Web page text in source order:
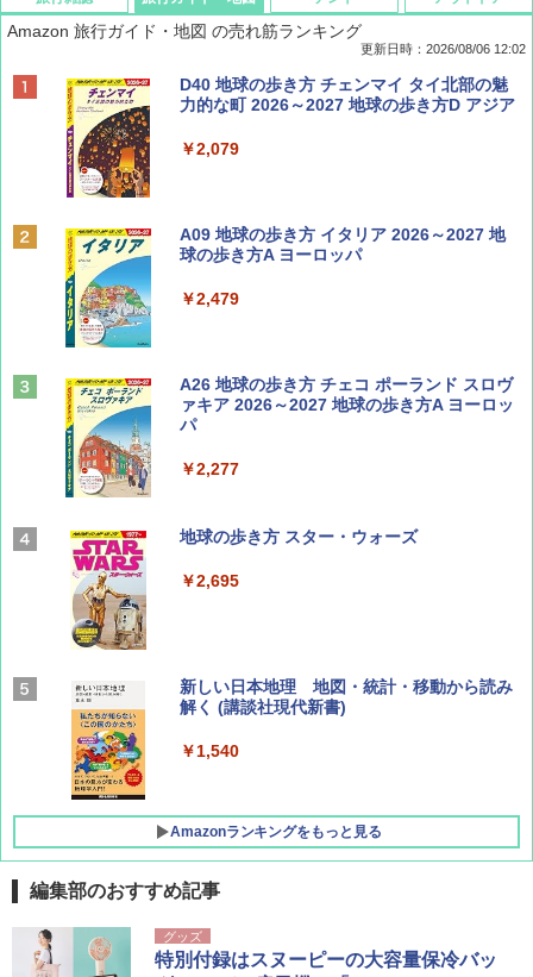
ディズニーファン ２０２６年 ９月号 [雑
誌] (ＤＩＳＮＥＹ ＦＡＮ)
￥713
Coyote No.89 特集 星野道夫 夢見る旅
山と溪谷 2026年8月号「南アルプス大全」
￥1,540
AIRLINE（エアライン）2026年9月号【特
BE-PAL(ビ-パル) 2026年 9 月号【特別付録:
SOTO ミニマル"旅"財布 ランダム2種】
￥1,500
Amazon 旅行ガイド・地図 の売れ筋ランキング
更新日時：2026/08/06 12:02
D40 地球の歩き方 チェンマイ タイ北部の魅
力的な町 2026～2027 地球の歩き方D アジア
￥2,079
A09 地球の歩き方 イタリア 2026～2027 地
球の歩き方A ヨーロッパ
￥2,479
A26 地球の歩き方 チェコ ポーランド スロヴ
ァキア 2026～2027 地球の歩き方A ヨーロッ
パ
￥2,277
地球の歩き方 スター・ウォーズ
￥2,695
新しい日本地理 地図・統計・移動から読み
解く (講談社現代新書)
￥1,540
Amazonランキングをもっと見る
[キャンパーズコレクション 山善] ポップアッ
プテント 傘みたいに広げて畳める パッとサ
ッとサンシェード キューブ フルクローズ メ
BUNDOK(バンドック)ソロ ドーム 1 EX BDK
-08EX カーキ ソロキャンプ ポリエステル フ
レーム テント
編集部のおすすめ記事
グッズ
特別付録はスヌーピーの大容量保冷バッ